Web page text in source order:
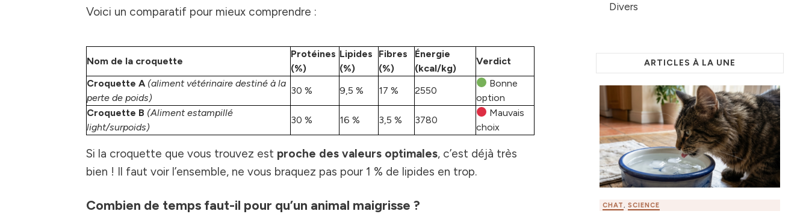
Voici un comparatif pour mieux comprendre :
Nom de la croquette
Protéines
(%)
Lipides
(%)
Fibres
(%)
Énergie
(kcal/kg)
Verdict
Croquette A (aliment vétérinaire destiné à la
perte de poids)
30 % 9,5 % 17 % 2550
Bonne
option
Croquette B (Aliment estampillé
light/surpoids)
30 % 16 % 3,5 % 3780
Mauvais
choix
Si la croquette que vous trouvez est proche des valeurs optimales, c’est déjà très
bien ! Il faut voir l’ensemble, ne vous braquez pas pour 1 % de lipides en trop.
Combien de temps faut-il pour qu’un animal maigrisse ?
Divers
ARTICLES À LA UNE
CHAT, SCIENCE